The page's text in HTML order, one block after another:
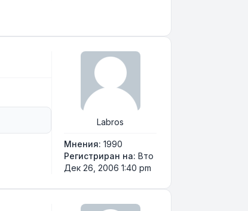
Labros
Мнения: 1990
Регистриран на: Вто
Дек 26, 2006 1:40 pm